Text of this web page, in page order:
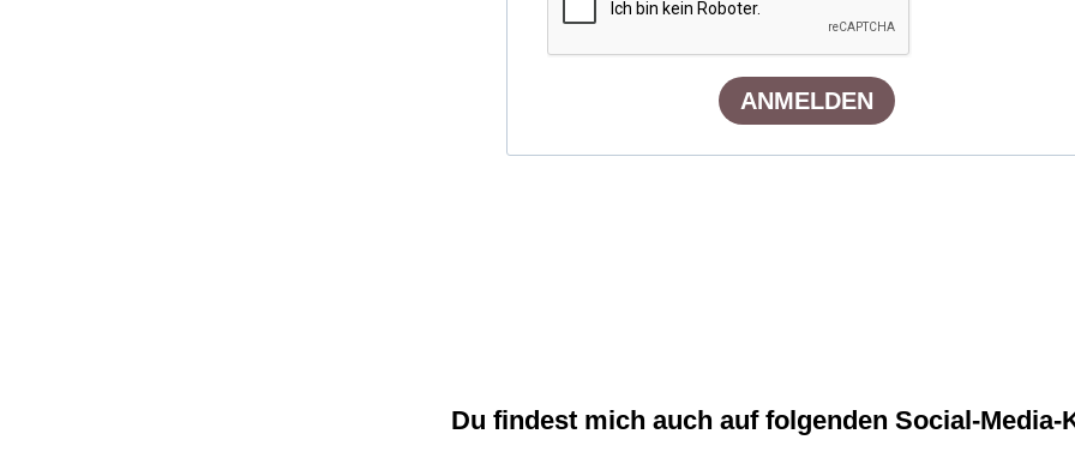
Du findest mich auch auf folgenden Social-Media-